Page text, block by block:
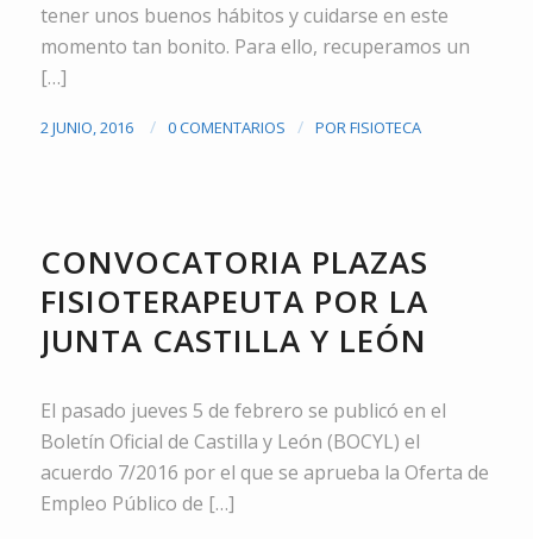
tener unos buenos hábitos y cuidarse en este
momento tan bonito. Para ello, recuperamos un
[…]
2 JUNIO, 2016 / 0 COMENTARIOS / PORFISIOTECA
CONVOCATORIA PLAZAS
FISIOTERAPEUTA POR LA
JUNTA CASTILLA Y LEÓN
El pasado jueves 5 de febrero se publicó en el
Boletín Oficial de Castilla y León (BOCYL) el
acuerdo 7/2016 por el que se aprueba la Oferta de
Empleo Público de […]